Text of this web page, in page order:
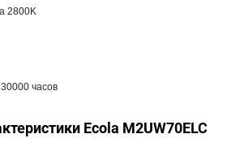
2800K
часов
Ecola M2UW70ELC